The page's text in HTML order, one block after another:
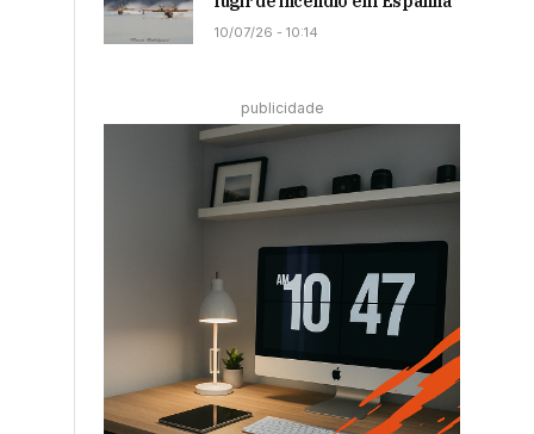
10/07/26 - 10:14
publicidade